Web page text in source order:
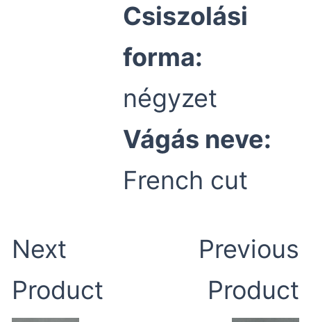
Csiszolási
forma:
négyzet
Vágás neve:
French cut
Next
Product
Previous
Product